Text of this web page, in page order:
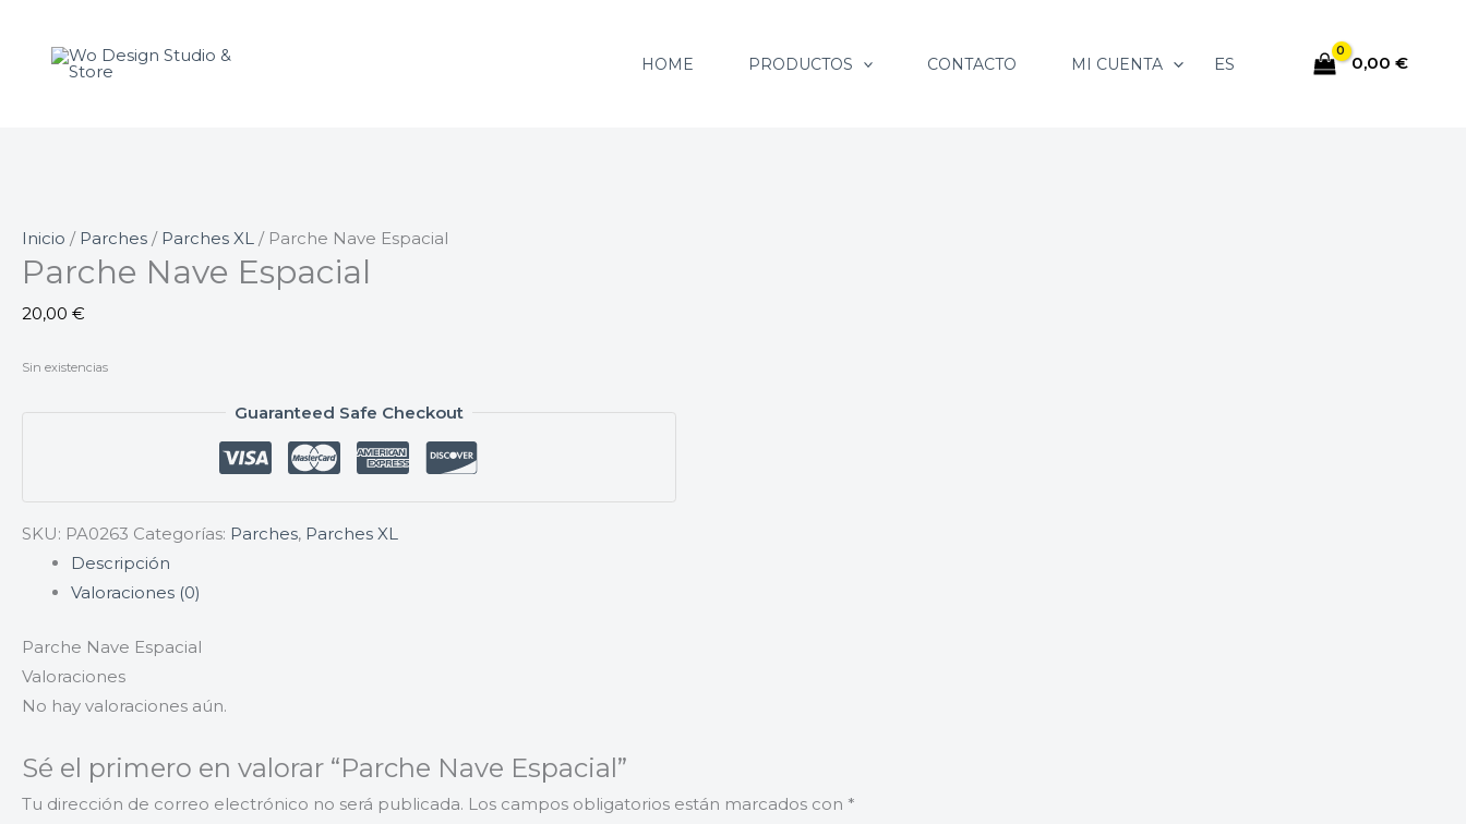
contenido
HOME PRODUCTOS CONTACTO MI CUENTA ES 0,00€
Inicio / Parches / Parches XL / Parche Nave Espacial
Parche Nave Espacial
20,00 €
Sin existencias
Guaranteed Safe Checkout
SKU: PA0263 Categorías: Parches, Parches XL
Descripción
Valoraciones (0)
Parche Nave Espacial
Valoraciones
No hay valoraciones aún.
Sé el primero en valorar “Parche Nave Espacial”
Tu dirección de correo electrónico no será publicada. Los campos obligatorios están marcados con *